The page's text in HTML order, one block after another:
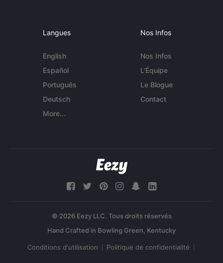
Langues
English
Español
Português
Deutsch
More...
Nos Infos
Nos Infos
L'Équipe
Le Blogue
Contact
© 2026 Eezy LLC. Tous droits réservés
Conditions d'utilisation Politique de confidentialité